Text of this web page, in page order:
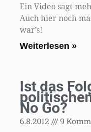
Ein Video sagt
Auch hier noch
war’s!
Weiterlesen »
Ist das
No Go?
6.8.2012 9